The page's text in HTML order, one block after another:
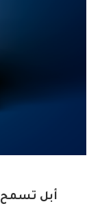
أبل تسمح